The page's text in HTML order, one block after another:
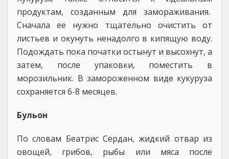
продуктам, созданным для замораживания.
Сначала ее нужно тщательно очистить от
листьев и окунуть ненадолго в кипящую воду.
Подождать пока початки остынут и высохнут, а
затем, после упаковки, поместить в
морозильник. В замороженном виде кукуруза
сохраняется 6-8 месяцев.
Бульон
По словам Беатрис Сердан, жидкий отвар из
овощей, грибов, рыбы или мяса после